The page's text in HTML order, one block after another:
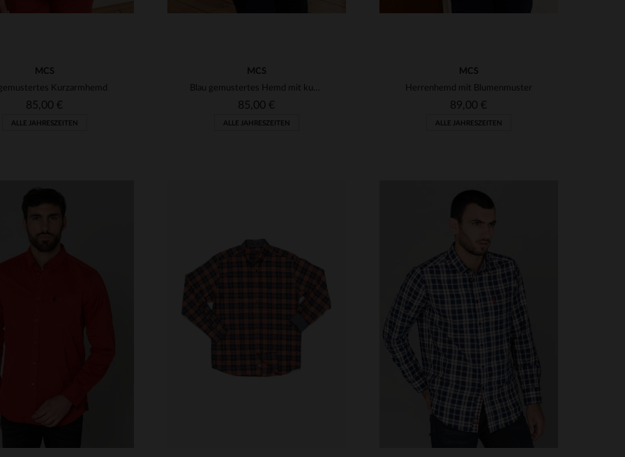
GRÖSSEN
MCS
Kurzarmhemd
85,00 €
ALLE JAHRESZEITEN
VERFÜGBARE GRÖSSEN
MCS
Blau gemustertes Hemd mit kurzen Ärmeln
85,00 €
ALLE JAHRESZEITEN
VERFÜGBARE GRÖSSEN
MCS
Herrenhemd mit Blumenmuster
89,00 €
ALLE JAHRESZEITEN